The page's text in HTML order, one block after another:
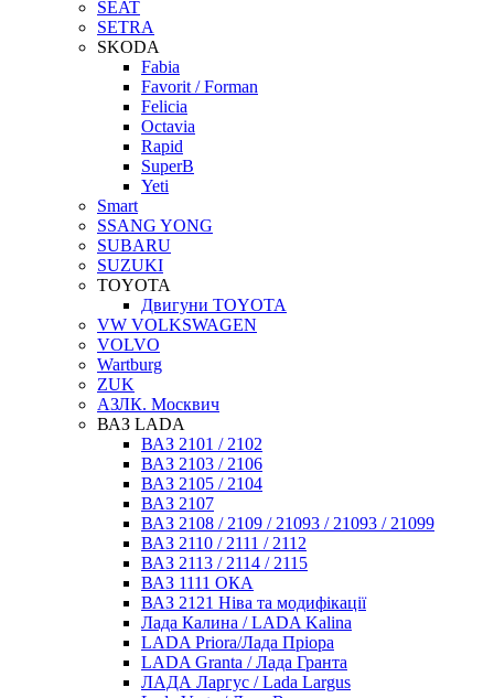
SEAT
SETRA
SKODA
Fabia
Favorit / Forman
Felicia
Octavia
Rapid
SuperB
Yeti
Smart
SSANG YONG
SUBARU
SUZUKI
TOYOTA
Двигуни TOYOTA
VW VOLKSWAGEN
VOLVO
Wartburg
ZUK
АЗЛК. Москвич
ВАЗ LADA
ВАЗ 2101 / 2102
ВАЗ 2103 / 2106
ВАЗ 2105 / 2104
ВАЗ 2107
ВАЗ 2108 / 2109 / 21093 / 21093 / 21099
ВАЗ 2110 / 2111 / 2112
ВАЗ 2113 / 2114 / 2115
ВАЗ 1111 ОКА
ВАЗ 2121 Ніва та модифікації
Лада Калина / LADA Kalina
LADA Priora/Лада Пріора
LADA Granta / Лада Гранта
ЛАДА Ларгус / Lada Largus